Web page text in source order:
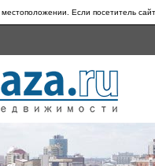
Если посетитель